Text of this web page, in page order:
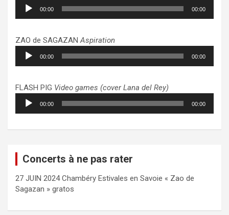
Lecteur
audio
00:00 00:00
ZAO de SAGAZANAspiration
Lecteur
audio
00:00 00:00
FLASH PIG Video games (cover Lana del Rey)
Lecteur
audio
00:00 00:00
Concerts à ne pas rater
27 JUIN 2024 Chambéry Estivales en Savoie « Zao de
Sagazan » gratos